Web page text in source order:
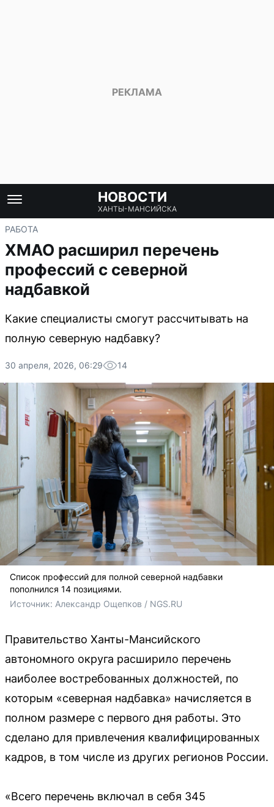
НОВОСТИ
ХАНТЫ-МАНСИЙСКА
РАБОТА
ХМАО расширил перечень
профессий с северной
надбавкой
Какие специалисты смогут рассчитывать на
полную северную надбавку?
30 апреля, 2026, 06:29 14
Список профессий для полной северной надбавки
пополнился 14 позициями.
Источник: Александр Ощепков / NGS.RU
Правительство Ханты-Мансийского
автономного округа расширило перечень
наиболее востребованных должностей, по
которым «северная надбавка» начисляется в
полном размере с первого дня работы. Это
сделано для привлечения квалифицированных
кадров, в том числе из других регионов России.
«Всего перечень включал в себя 345